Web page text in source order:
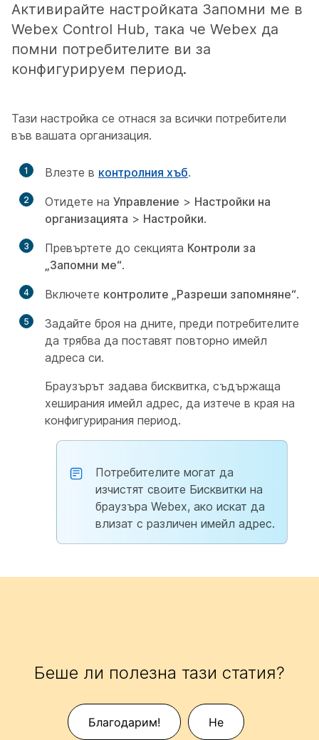
Активирайте настройката Запомни ме в
Webex Control Hub, така че Webex да
помни потребителите ви за
конфигурируем период.
Тази настройка се отнася за всички потребители
във вашата организация.
1 Влезте в контролния хъб.
2 Отидете на Управление > Настройки на
организацията > Настройки.
3 Превъртете до секцията Контроли за
„Запомни ме“.
4 Включете контролите „Разреши запомняне“.
5
Задайте броя на дните, преди потребителите
да трябва да поставят повторно имейл
адреса си.
Браузърът задава бисквитка, съдържаща
хеширания имейл адрес, да изтече в края на
конфигурирания период.
Потребителите могат да
изчистят своите Бисквитки на
браузъра Webex, ако искат да
влизат с различен имейл адрес.
Беше ли полезна тази статия?
Благодарим! Не